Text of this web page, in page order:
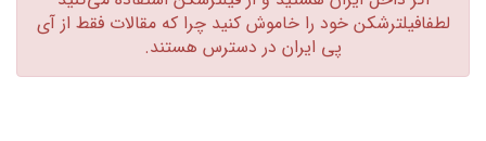
لطفافیلترشکن خود را خاموش کنید چرا که مقالات فقط از آی
پی ایران در دسترس هستند.‏